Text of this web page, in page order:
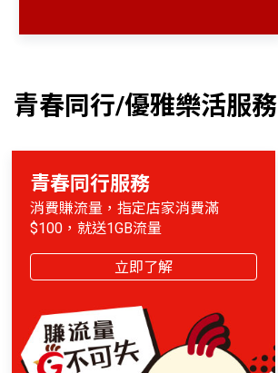
青春同行/優雅樂活服務
青春同行服務
消費賺流量，指定店家消費滿
$100，就送1GB流量
立即了解